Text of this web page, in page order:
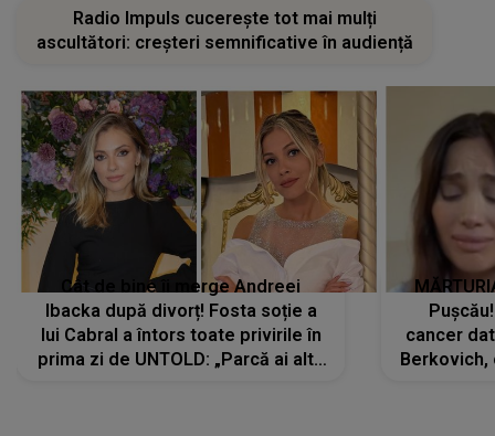
Radio Impuls cucerește tot mai mulți
ascultători: creșteri semnificative în audiență
Cât de bine îi merge Andreei
Ibacka după divorț! Fosta soție a
lui Cabral a întors toate privirile în
prima zi de UNTOLD: „Parcă ai altă
cancer
Berkovich,